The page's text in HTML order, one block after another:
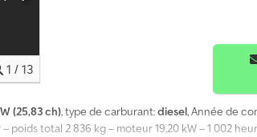
1 / 13
(25,83 ch), type de carburant:diesel, Année de
poids total 2 836 kg – moteur 19,20 kW – 1 002